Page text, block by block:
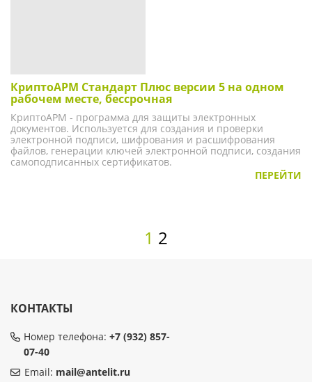
КриптоАРМ Стандарт Плюс версии 5 на одном
рабочем месте, бессрочная
КриптоАРМ - программа для защиты электронных
документов. Используется для создания и проверки
электронной подписи, шифрования и расшифрования
файлов, генерации ключей электронной подписи, создания
самоподписанных сертификатов.
ПЕРЕЙТИ
1 2
КОНТАКТЫ
Номер телефона: +7 (932) 857-
07-40
Email: mail@antelit.ru